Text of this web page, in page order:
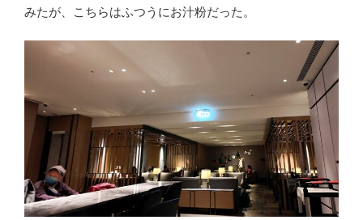
みたが、こちらはふつうにお汁粉だった。